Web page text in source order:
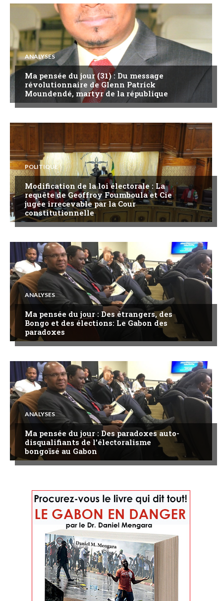
ANALYSES
Ma pensée du jour (31) : Du message
révolutionnaire de Glenn Patrick
Moundendé, martyr de la république
POLITIQUE
Modification de la loi électorale : La
requête de Geoffroy Foumboula et Cie
jugée irrecevable par la Cour
constitutionnelle
ANALYSES
Ma pensée du jour : Des étrangers, des
Bongo et des élections: Le Gabon des
paradoxes
ANALYSES
Ma pensée du jour : Des paradoxes auto-
disqualifiants de l’électoralisme
bongoïsé au Gabon